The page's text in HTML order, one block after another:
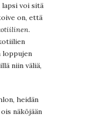
voi sitä
on, että
.
loppujen
niin väliä,
heidän
näköjään